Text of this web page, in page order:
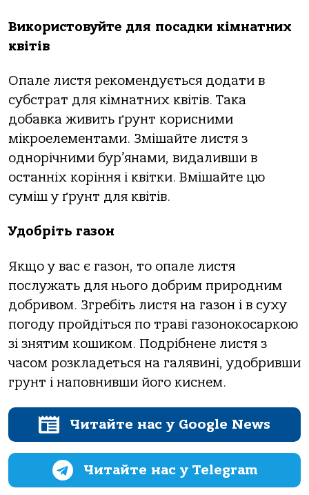
Використовуйте для посадки кімнатних
квітів
Опале листя рекомендується додати в
субстрат для кімнатних квітів. Така
добавка живить ґрунт корисними
мікроелементами. Змішайте листя з
однорічними бур’янами, видаливши в
останніх коріння і квітки. Вмішайте цю
суміш у ґрунт для квітів.
Удобріть газон
Якщо у вас є газон, то опале листя
послужать для нього добрим природним
добривом. Згребіть листя на газон і в суху
погоду пройдіться по траві газонокосаркою
зі знятим кошиком. Подрібнене листя з
часом розкладеться на галявині, удобривши
грунт і наповнивши його киснем.
Читайте нас у Google News
Читайте нас у Telegram